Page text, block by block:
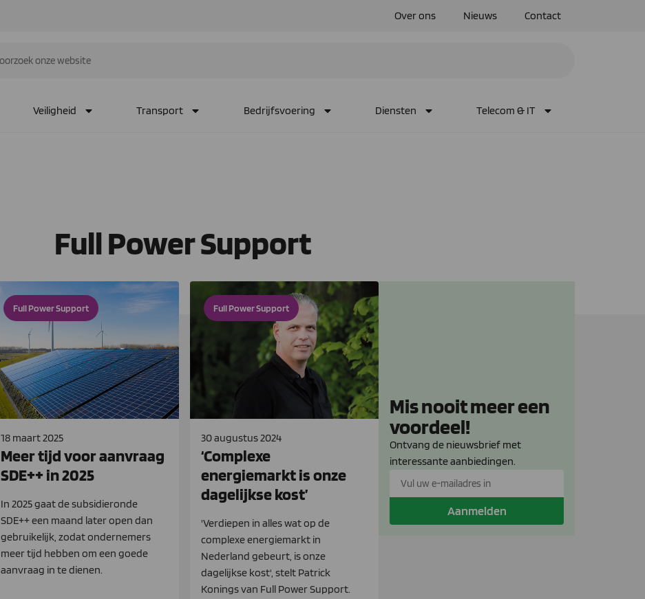
Over ons Nieuws Contact
Veiligheid Transport Bedrijfsvoering Diensten Telecom & IT
Full Power Support
Full Power Support
18 maart 2025
Meer tijd voor aanvraag
SDE++ in 2025
In 2025 gaat de subsidieronde
SDE++ een maand later open dan
gebruikelijk, zodat ondernemers
meer tijd hebben om een goede
aanvraag in te dienen.
Full Power Support
30 augustus 2024
‘Complexe
energiemarkt is onze
dagelijkse kost’
'Verdiepen in alles wat op de
complexe energiemarkt in
Nederland gebeurt, is onze
dagelijkse kost', stelt Patrick
Konings van Full Power Support.
Mis nooit meer een
voordeel!
Ontvang de nieuwsbrief met
interessante aanbiedingen.
Aanmelden